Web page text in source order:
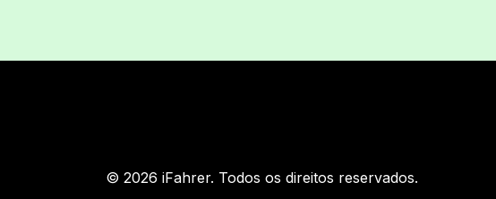
© 2026 iFahrer. Todos os direitos reservados.